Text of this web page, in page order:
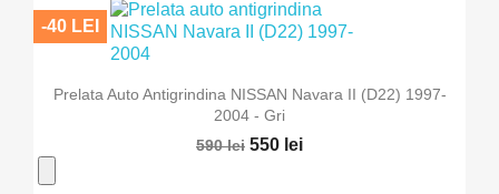
Prelata Auto Antigrindina NISSAN Navara II (D22) 1997-
2004 - Gri
590 lei 550 lei
-40 LEI